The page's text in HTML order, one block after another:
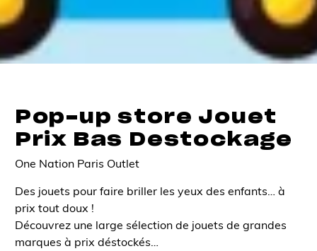
Pop-up store Jouet
Prix Bas Destockage
One Nation Paris Outlet
Des jouets pour faire briller les yeux des enfants… à
prix tout doux !
Découvrez une large sélection de jouets de grandes
marques à prix déstockés…